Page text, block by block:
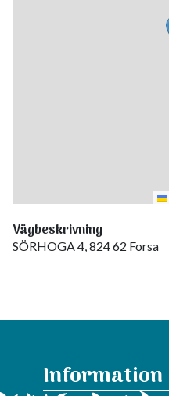
Vägbeskrivning
SÖRHOGA 4, 824 62 Forsa
Information